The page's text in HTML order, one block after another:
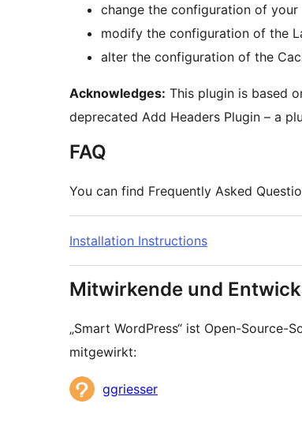
change the configuration of your
modify the configuration of the
alter the configuration of the
Acknowledges: This plugin is based
deprecated Add Headers Plugin – a
FAQ
You can find Frequently Asked
Installation Instructions
Mitwirkende und
„Smart WordPress“ ist Open-Source-
mitgewirkt:
Mitwirkende
ggriesser